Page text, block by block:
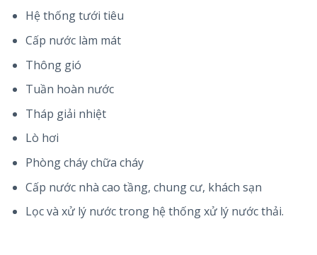
Hệ thống tưới tiêu
Cấp nước làm mát
Thông gió
Tuần hoàn nước
Tháp giải nhiệt
Lò hơi
Phòng cháy chữa cháy
Cấp nước nhà cao tầng, chung cư, khách sạn
Lọc và xử lý nước trong hệ thống xử lý nước thải.